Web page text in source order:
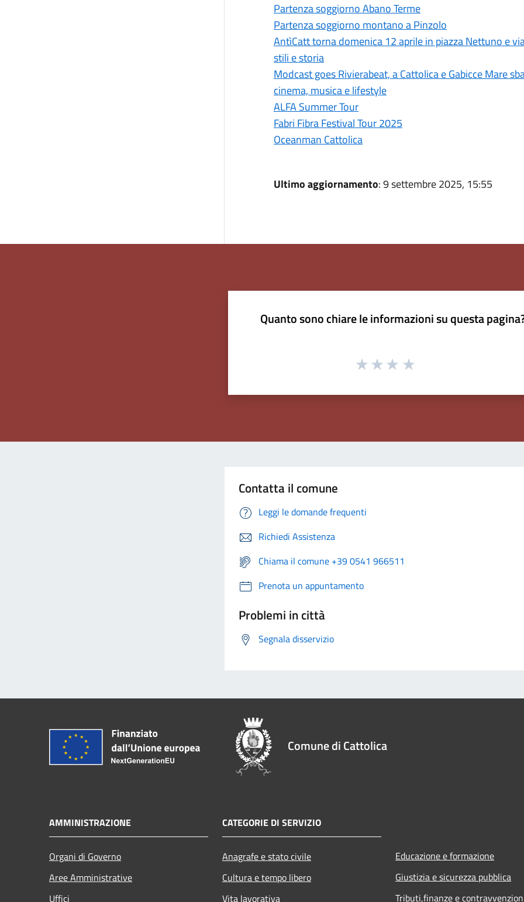
Partenza soggiorno Abano Terme
Partenza soggiorno montano a Pinzolo
AntìCatt torna domenica 12 aprile in piazza Nettuno e
stili e storia
Modcast goes Rivierabeat, a Cattolica e Gabicce Mare
cinema, musica e lifestyle
ALFA Summer Tour
Fabri Fibra Festival Tour 2025
Oceanman Cattolica
Ultimo aggiornamento: 9 settembre 2025, 15:55
Quanto sono chiare le informazioni su questa
Contatta il comune
Leggi le domande frequenti
Richiedi Assistenza
Chiama il comune +39 0541 966511
Prenota un appuntamento
Problemi in città
Segnala disservizio
Comune di Cattolica
AMMINISTRAZIONE
Organi di Governo
Aree Amministrative
Uffici
CATEGORIE DI SERVIZIO
Anagrafe e stato civile
Cultura e tempo libero
Vita lavorativa
Educazione e formazione
Giustizia e sicurezza pubblica
Tributi,finanze e